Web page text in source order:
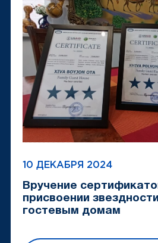
10 ДЕКАБРЯ 2024
Вручение
присвоении
гостевым домам